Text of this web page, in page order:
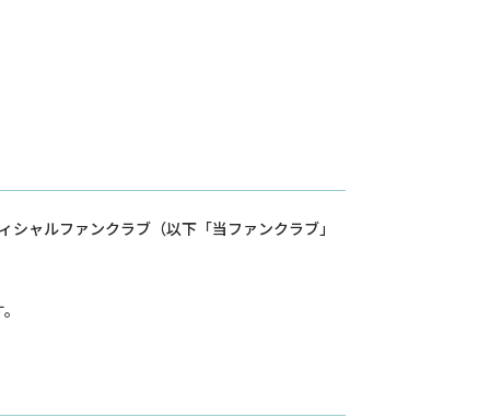
ャルファンクラブ（以下「当ファンクラブ」